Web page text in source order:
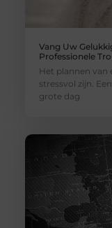
Vang Uw
Professionele
Het plannen van
stressvol zijn.
grote dag